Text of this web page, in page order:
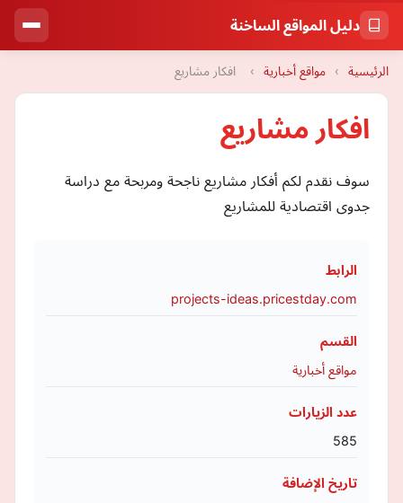
دليل المواقع الساخنة
الرئيسية › مواقع أخبارية › افكار مشاريع
افكار مشاريع
سوف نقدم لكم أفكار مشاريع ناجحة ومربحة مع دراسة
جدوى اقتصادية للمشاريع
الرابط
projects-ideas.pricestday.com
القسم
مواقع أخبارية
عدد الزيارات
585
تاريخ الإضافة